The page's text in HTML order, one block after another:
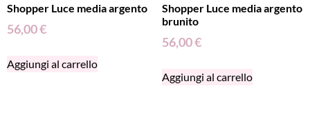
Shopper Luce media argento
56,00€
Aggiungi al carrello
Shopper Luce media argento
brunito
56,00€
Aggiungi al carrello